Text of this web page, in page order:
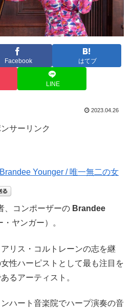
Facebook はてブ
LINE
2023.04.26
サーリンク
、コンポーザーの Brandee
ヤンガー）。
リス・コルトレーンの志を継
性ハーピストとして最も注目を
るアーティスト。
ハート音楽院でハープ演奏の音